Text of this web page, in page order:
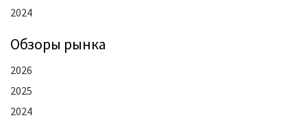
2024
Oбзоры рынка
2026
2025
2024